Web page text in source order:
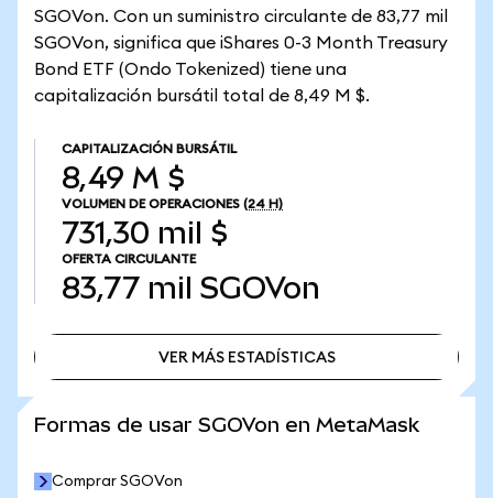
SGOVon. Con un suministro circulante de 83,77 mil
SGOVon, significa que iShares 0-3 Month Treasury
Bond ETF (Ondo Tokenized) tiene una
capitalización bursátil total de 8,49 M $.
CAPITALIZACIÓN BURSÁTIL
8,49 M $
VOLUMEN DE OPERACIONES (24 H)
731,30 mil $
OFERTA CIRCULANTE
83,77 mil SGOVon
VER MÁS ESTADÍSTICAS
Formas de usar SGOVon en MetaMask
Comprar SGOVon